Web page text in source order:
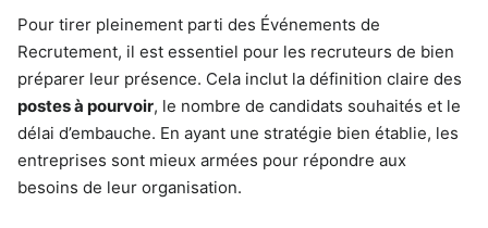
Pour tirer pleinement parti des Événements de
Recrutement, il est essentiel pour les recruteurs de bien
préparer leur présence. Cela inclut la définition claire des
postes à pourvoir, le nombre de candidats souhaités et le
délai d’embauche. En ayant une stratégie bien établie, les
entreprises sont mieux armées pour répondre aux
besoins de leur organisation.